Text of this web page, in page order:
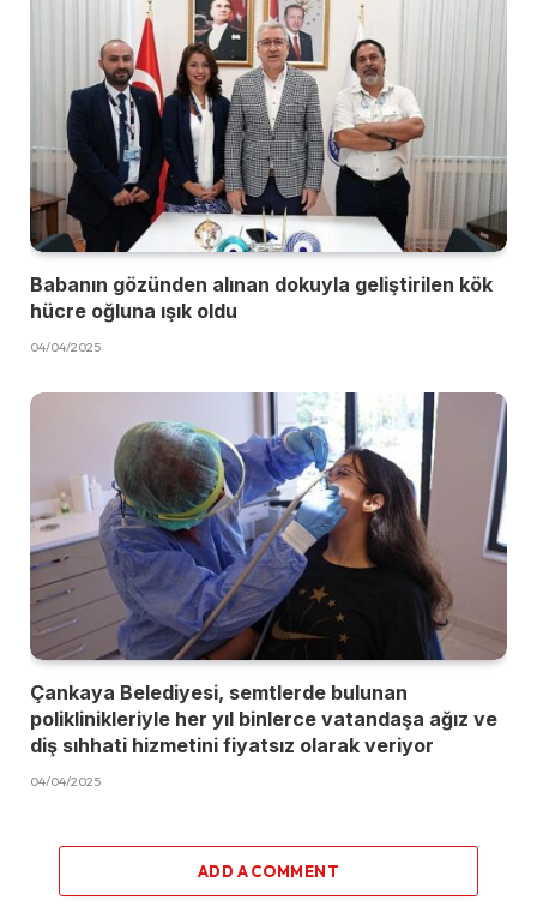
Babanın gözünden alınan dokuyla geliştirilen kök
hücre oğluna ışık oldu
04/04/2025
Çankaya Belediyesi, semtlerde bulunan
poliklinikleriyle her yıl binlerce vatandaşa ağız ve
diş sıhhati hizmetini fiyatsız olarak veriyor
04/04/2025
ADD A COMMENT